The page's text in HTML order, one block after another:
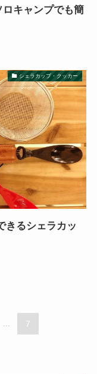
ロキャンプでも簡
シェラカップ・クッカー
きるシェラカッ
... 7